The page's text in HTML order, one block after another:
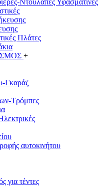
Ντουλάπες Υφασμάτινες
Πλάτες
+
Γκαράζ
Τρόμπες
αυτοκινήτου
για τέντες